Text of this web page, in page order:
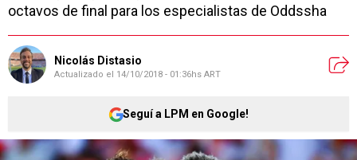
octavos de final para los especialistas de Oddssha
Nicolás Distasio
Actualizado el 14/10/2018 - 01:36hs ART
Seguí a LPM en Google!